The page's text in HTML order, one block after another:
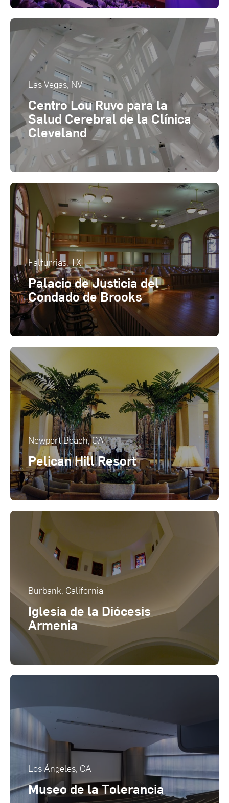
Las Vegas, NV
Centro Lou Ruvo para la
Salud Cerebral de la Clínica
Cleveland
Falfurrias, TX
Palacio de Justicia del
Condado de Brooks
Newport Beach, CA
Pelican Hill Resort
Burbank, California
Iglesia de la Diócesis
Armenia
Los Ángeles, CA
Museo de la Tolerancia